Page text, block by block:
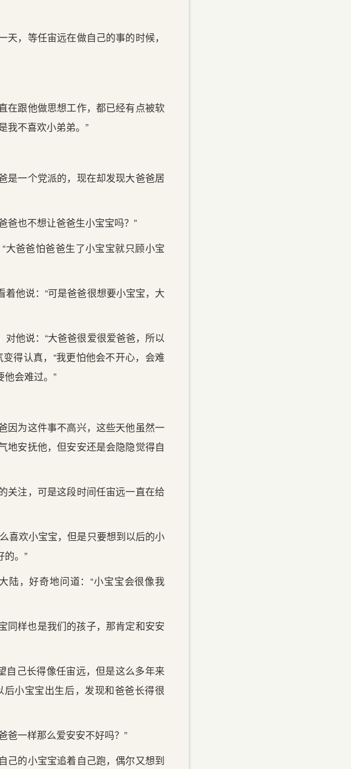
，等任宙远在做自己的事的时候，
在跟他做思想工作，都已经有点被软
我不喜欢小弟弟。”
是一个党派的，现在却发现大爸爸居
爸也不想让爸爸生小宝宝吗？”
大爸爸怕爸爸生了小宝宝就只顾小宝
他说：“可是爸爸很想要小宝宝，大
他说：“大爸爸很爱很爱爸爸，所以
得认真，“我更怕他会不开心，会难
会难过。”
因为这件事不高兴，这些天他虽然一
地安抚他，但安安还是会隐隐觉得自
关注，可是这段时间任宙远一直在给
喜欢小宝宝，但是只要想到以后的小
。”
陆，好奇地问道：“小宝宝会很像我
同样也是我们的孩子，那肯定和安安
自己长得像任宙远，但是这么多年来
小宝宝出生后，发现和爸爸长得很
爸一样那么爱安安不好吗？”
己的小宝宝追着自己跑，偶尔又想到